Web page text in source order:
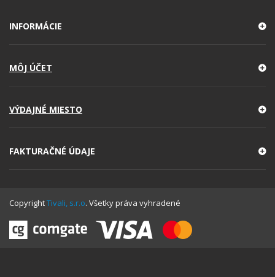
INFORMÁCIE
MÔJ ÚČET
VÝDAJNÉ MIESTO
FAKTURAČNÉ ÚDAJE
CopyrightTivali, s.r.o. Všetky práva vyhradené